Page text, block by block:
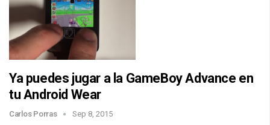
Ya puedes jugar a la GameBoy Advance en
tu Android Wear
Carlos Porras Sep 8, 2015